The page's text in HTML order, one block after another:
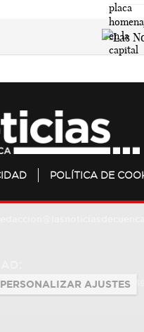
POLÍTICA DE
684 126 573 / 670 726
PERSONALIZAR AJUSTES